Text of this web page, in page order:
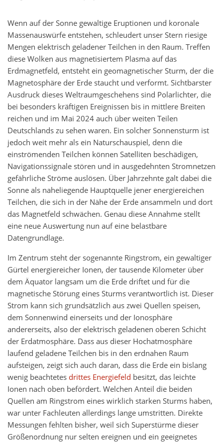
Wenn auf der Sonne gewaltige Eruptionen und koronale
Massenauswürfe entstehen, schleudert unser Stern riesige
Mengen elektrisch geladener Teilchen in den Raum. Treffen
diese Wolken aus magnetisiertem Plasma auf das
Erdmagnetfeld, entsteht ein geomagnetischer Sturm, der die
Magnetosphäre der Erde staucht und verformt. Sichtbarster
Ausdruck dieses Weltraumgeschehens sind Polarlichter, die
bei besonders kräftigen Ereignissen bis in mittlere Breiten
reichen und im Mai 2024 auch über weiten Teilen
Deutschlands zu sehen waren. Ein solcher Sonnensturm ist
jedoch weit mehr als ein Naturschauspiel, denn die
einströmenden Teilchen können Satelliten beschädigen,
Navigationssignale stören und in ausgedehnten Stromnetzen
gefährliche Ströme auslösen. Über Jahrzehnte galt dabei die
Sonne als naheliegende Hauptquelle jener energiereichen
Teilchen, die sich in der Nähe der Erde ansammeln und dort
das Magnetfeld schwächen. Genau diese Annahme stellt
eine neue Auswertung nun auf eine belastbare
Datengrundlage.
Im Zentrum steht der sogenannte Ringstrom, ein gewaltiger
Gürtel energiereicher Ionen, der tausende Kilometer über
dem Äquator langsam um die Erde driftet und für die
magnetische Störung eines Sturms verantwortlich ist. Dieser
Strom kann sich grundsätzlich aus zwei Quellen speisen,
dem Sonnenwind einerseits und der Ionosphäre
andererseits, also der elektrisch geladenen oberen Schicht
der Erdatmosphäre. Dass aus dieser Hochatmosphäre
laufend geladene Teilchen bis in den erdnahen Raum
aufsteigen, zeigt sich auch daran, dass die Erde ein bislang
wenig beachtetes drittes Energiefeld besitzt, das leichte
Ionen nach oben befördert. Welchen Anteil die beiden
Quellen am Ringstrom eines wirklich starken Sturms haben,
war unter Fachleuten allerdings lange umstritten. Direkte
Messungen fehlten bisher, weil sich Superstürme dieser
Größenordnung nur selten ereignen und ein geeignetes